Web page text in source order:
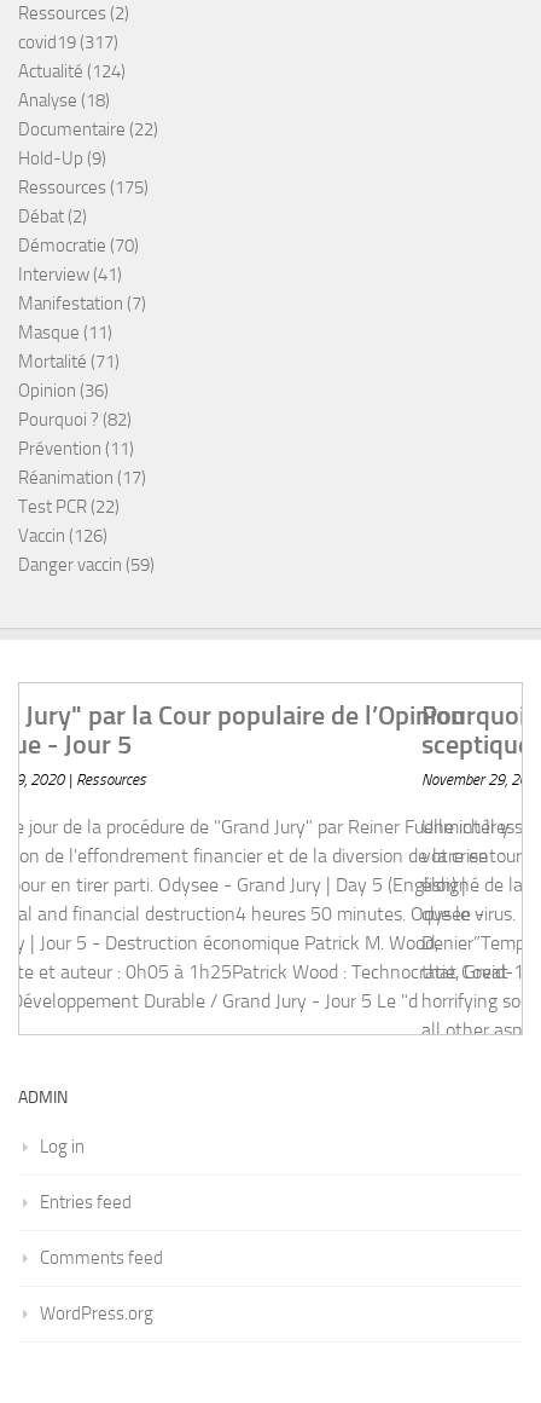
Ressources (2)
covid19 (317)
Actualité (124)
Analyse (18)
Documentaire (22)
Hold-Up (9)
Ressources (175)
Débat (2)
Démocratie (70)
Interview (41)
Manifestation (7)
Masque (11)
Mortalité (71)
Opinion (36)
Pourquoi ? (82)
Prévention (11)
Réanimation (17)
Test PCR (22)
Vaccin (126)
Danger vaccin (59)
Publique - Jour 5
- Grand Jury | Day 5 (English) | Economical and financial
5 - Destruction économique Patrick M. Wood, économiste
Reset & Développement Durable / Grand Jury - Jour 5 Le
Pourquoi je suis devenu un "Covido-
sceptique" ?
November 29, 2020 | Ressources
Une intéressante ressource sur comment démontrer à
votre entourage, resté naïf, que le discours officiel est très
éloigné de la réalité et que la vérité est bien plus terrifiante
que le virus. OffGuardian - Why I Became a “Covid
Denier”Temps de lecture: 14-17 minutes. My conclusion
that Covid-19 was being used as a vehicle to bring in a
horrifying social and economic reset wasn’t reached until
all other aspects of the previous timeline of 5 months
[read more
ADMIN
Log in
Entries feed
Comments feed
WordPress.org